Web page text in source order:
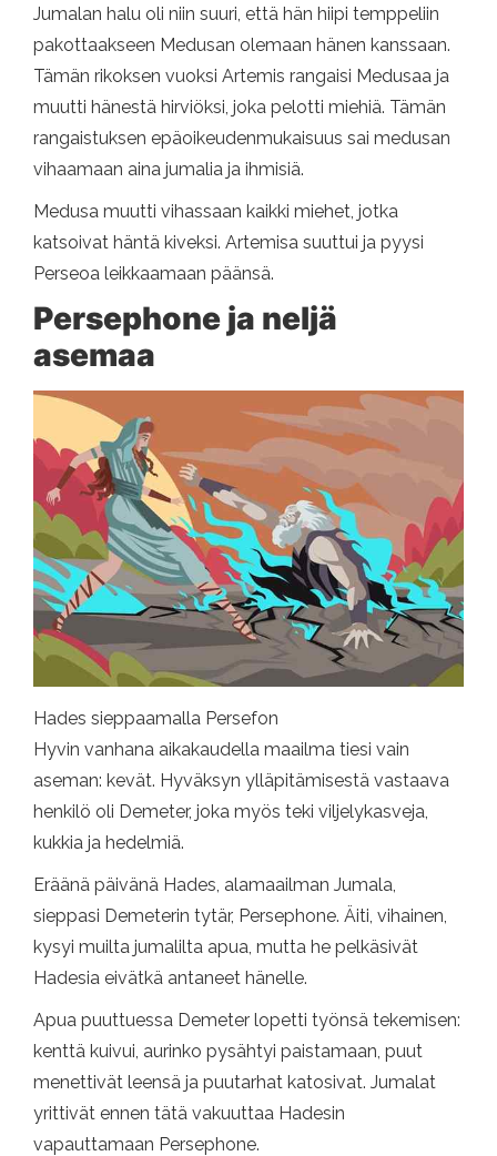
Jumalan halu oli niin suuri, että hän hiipi temppeliin
pakottaakseen Medusan olemaan hänen kanssaan.
Tämän rikoksen vuoksi Artemis rangaisi Medusaa ja
muutti hänestä hirviöksi, joka pelotti miehiä. Tämän
rangaistuksen epäoikeudenmukaisuus sai medusan
vihaamaan aina jumalia ja ihmisiä.
Medusa muutti vihassaan kaikki miehet, jotka
katsoivat häntä kiveksi. Artemisa suuttui ja pyysi
Perseoa leikkaamaan päänsä.
Persephone ja neljä
asemaa
Hades sieppaamalla Persefon
Hyvin vanhana aikakaudella maailma tiesi vain
aseman: kevät. Hyväksyn ylläpitämisestä vastaava
henkilö oli Demeter, joka myös teki viljelykasveja,
kukkia ja hedelmiä.
Eräänä päivänä Hades, alamaailman Jumala,
sieppasi Demeterin tytär, Persephone. Äiti, vihainen,
kysyi muilta jumalilta apua, mutta he pelkäsivät
Hadesia eivätkä antaneet hänelle.
Apua puuttuessa Demeter lopetti työnsä tekemisen:
kenttä kuivui, aurinko pysähtyi paistamaan, puut
menettivät leensä ja puutarhat katosivat. Jumalat
yrittivät ennen tätä vakuuttaa Hadesin
vapauttamaan Persephone.